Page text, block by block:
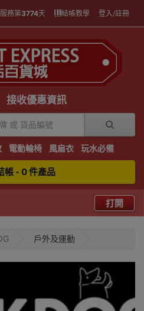
務第3774天 結帳教學 登入/註冊
接收優惠資訊
電動輪椅 風扇衣 玩水必備
帳 - 0 件產品
打開
戶外及運動